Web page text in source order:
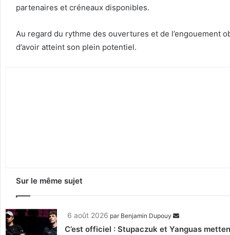
partenaires et créneaux disponibles.
Au regard du rythme des ouvertures et de l’engouement
d’avoir atteint son plein potentiel.
Sur le même sujet
6 août 2026 par Benjamin Dupouy
C’est officiel : Stupaczuk et Yanguas